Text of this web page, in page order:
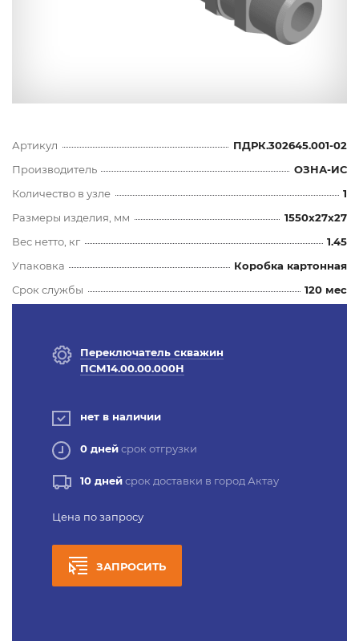
Артикул
ПДРК.302645.001-02
Производитель
ОЗНА-ИС
Количество в узле
1
Размеры изделия, мм
1550x27x27
Вес нетто, кг
1.45
Упаковка
Коробка картонная
Срок службы
120 мес
Переключатель скважин
ПСМ14.00.00.000Н
нет в наличии
0 днейсрок отгрузки
10 днейсрок доставки в город Актау
Цена по запросу
ЗАПРОСИТЬ